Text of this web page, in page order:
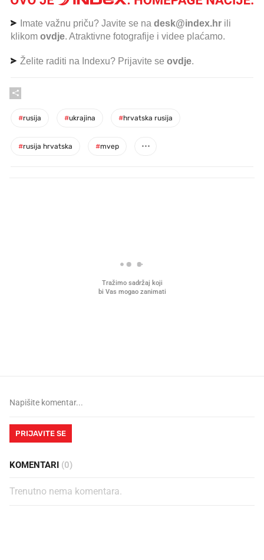
Imate važnu priču? Javite se na desk@index.hr ili
klikom ovdje. Atraktivne fotografije i videe plaćamo.
Želite raditi na Indexu? Prijavite se ovdje.
#rusija #ukrajina #hrvatska rusija
#rusija hrvatska #mvep
PRIJAVITE SE
KOMENTARI (0)
Trenutno nema komentara.